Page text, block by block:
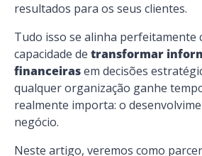
resultados para os seus clientes.
Tudo isso se alinha perfeitamente
capacidade de transformar
financeirasem decisões
qualquer organização ganhe
realmente importa: o
negócio.
Neste artigo, veremos como